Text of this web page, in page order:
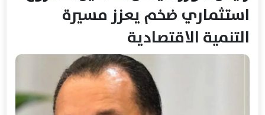
استثماري ضخم يعزز مسيرة
التنمية الاقتصادية